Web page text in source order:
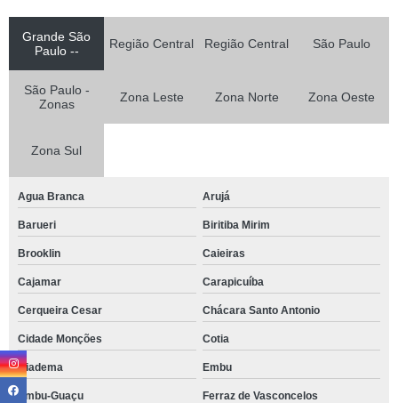
Grande São
Paulo --
Região Central Região Central São Paulo
São Paulo -
Zonas
Zona Leste Zona Norte Zona Oeste
Zona Sul
Agua Branca Arujá
Barueri Biritiba Mirim
Brooklin Caieiras
Cajamar Carapicuíba
Cerqueira Cesar Chácara Santo Antonio
Cidade Monções Cotia
Diadema Embu
Embu-Guaçu Ferraz de Vasconcelos